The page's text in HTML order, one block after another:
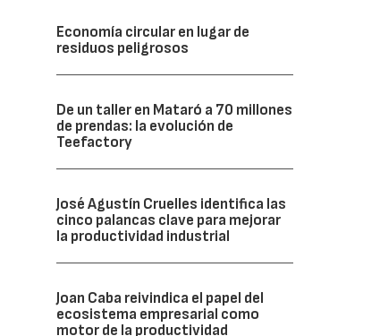
Economía circular en lugar de
residuos peligrosos
De un taller en Mataró a 70 millones
de prendas: la evolución de
Teefactory
José Agustín Cruelles identifica las
cinco palancas clave para mejorar
la productividad industrial
Joan Caba reivindica el papel del
ecosistema empresarial como
motor de la productividad